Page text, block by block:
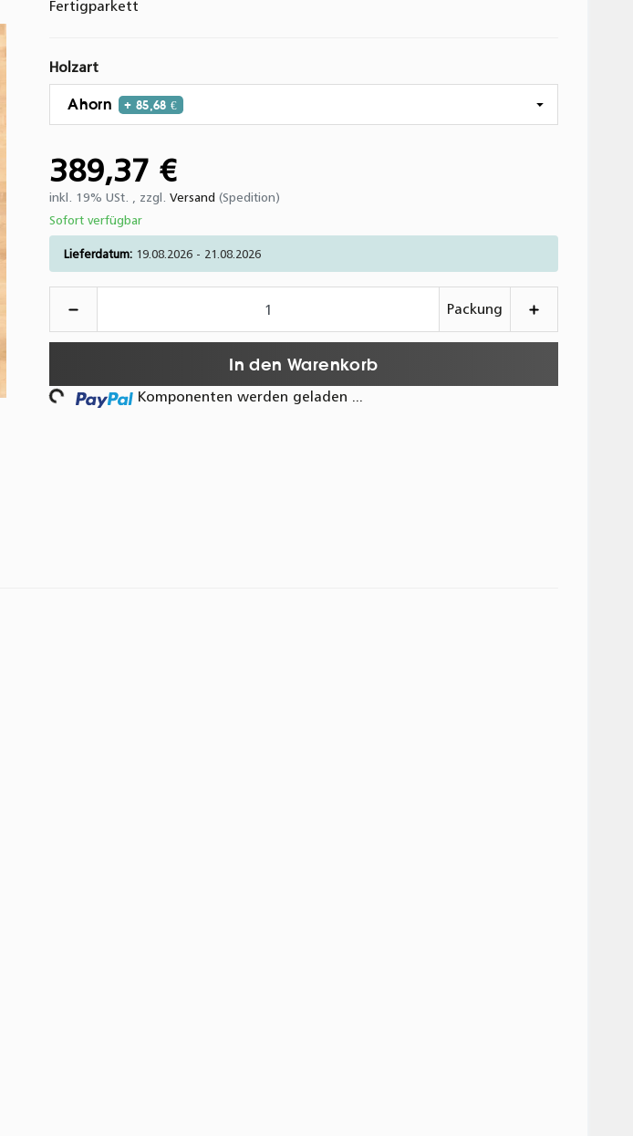
Fertigparkett
Holzart
Ahorn + 85,68 €
389,37 €
inkl. 19% USt. , zzgl. Versand (Spedition)
Sofort verfügbar
Lieferdatum: 19.08.2026 - 21.08.2026
Packung
In den Warenkorb
Komponenten werden geladen ...